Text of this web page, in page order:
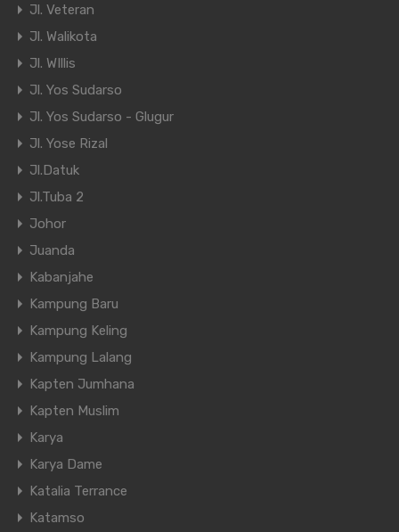
Jl. Veteran
Jl. Walikota
Jl. WIllis
Jl. Yos Sudarso
Jl. Yos Sudarso - Glugur
Jl. Yose Rizal
Jl.Datuk
Jl.Tuba 2
Johor
Juanda
Kabanjahe
Kampung Baru
Kampung Keling
Kampung Lalang
Kapten Jumhana
Kapten Muslim
Karya
Karya Dame
Katalia Terrance
Katamso